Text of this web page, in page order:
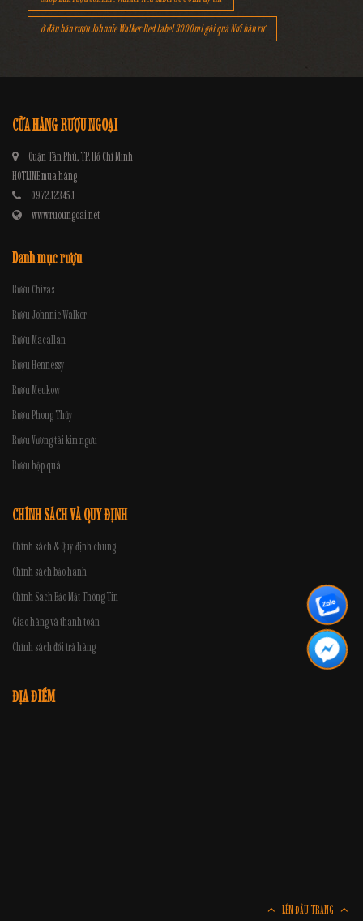
ở đâu bán rượu Johnnie Walker Red Label 3000ml gói quà Nơi bán rư
LÊN ĐẦU TRANG
CỬA HÀNG RƯỢU NGOẠI
Quận Tân Phú, TP. Hồ Chí Minh
HOTLINE mua hàng
0972.12345.1
www.ruoungoai.net
Danh mục rượu
Rượu Chivas
Rượu Johnnie Walker
Rượu Macallan
Rượu Hennessy
Rượu Meukow
Rượu Phong Thủy
Rượu Vương tài kim ngưu
Rượu hộp quà
CHÍNH SÁCH VÀ QUY ĐỊNH
Chính sách & Quy định chung
Chính sách bảo hành
Chính Sách Bảo Mật Thông Tin
Giao hàng và thanh toán
Chính sách đổi trả hàng
ĐỊA ĐIỂM